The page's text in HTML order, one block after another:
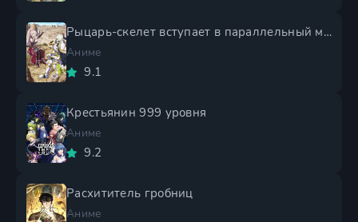
Рыцарь-скелет вступает в параллельный мир 2 сезон
Аниме
9.1
Крестьянин 999 уровня
Аниме
9.2
Расхититель гробниц
Аниме